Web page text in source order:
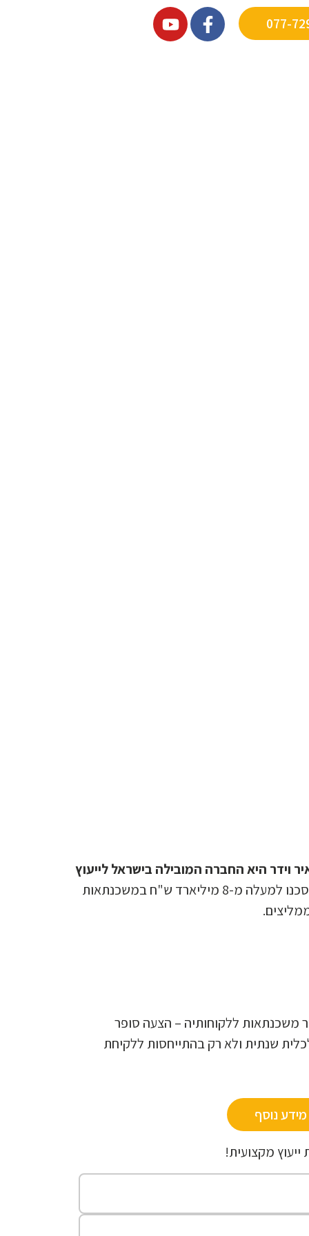
077-
וידר היא החברה המובילה בישראל לייעוץ
משנת 2007 ועד היום חסכנו למעלה מ-8 מיליארד ש"ח במשכנתאות
משכנתאות ללקוחותיה – הצעה סופר
שנתית ולא רק בהתייחסות ללקיחת
מידע נוסף
מקצועית!